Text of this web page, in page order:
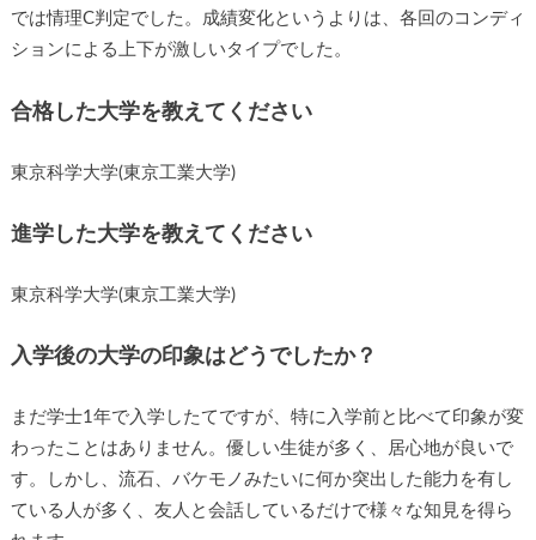
では情理C判定でした。成績変化というよりは、各回のコンディ
ションによる上下が激しいタイプでした。
合格した大学を教えてください
東京科学大学(東京工業大学)
進学した大学を教えてください
東京科学大学(東京工業大学)
入学後の大学の印象はどうでしたか？
まだ学士1年で入学したてですが、特に入学前と比べて印象が変
わったことはありません。優しい生徒が多く、居心地が良いで
す。しかし、流石、バケモノみたいに何か突出した能力を有し
ている人が多く、友人と会話しているだけで様々な知見を得ら